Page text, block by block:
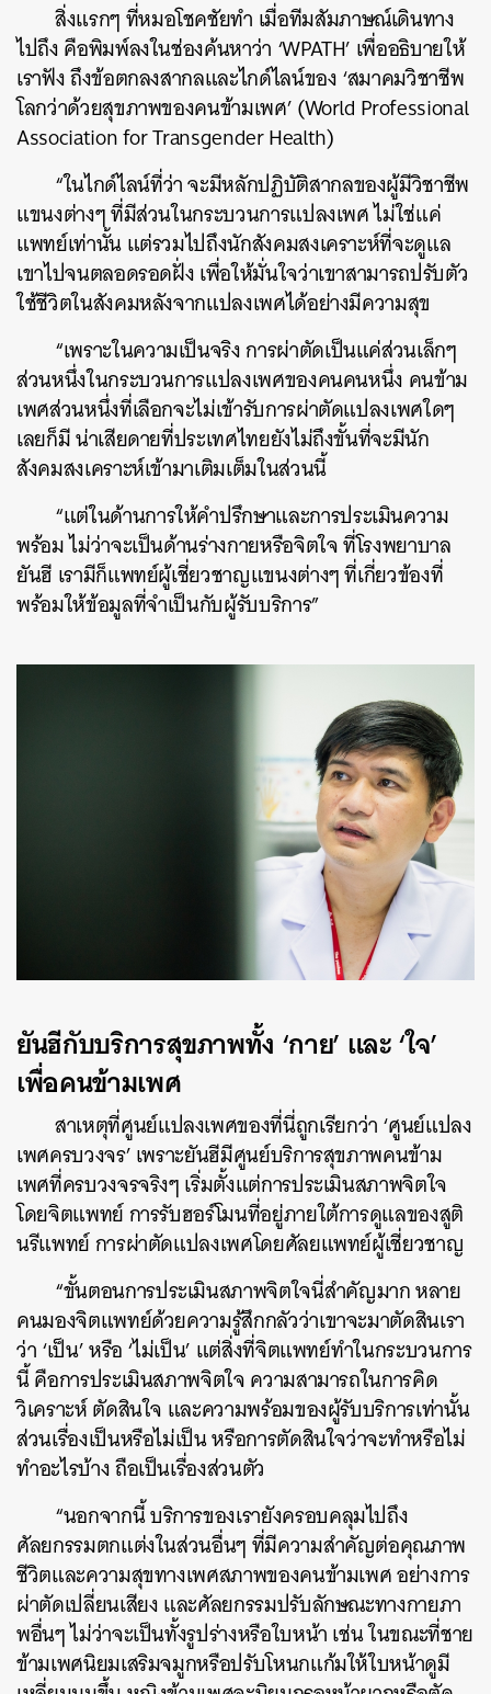
สิ่งแรกๆ ที่หมอโชคชัยทำ เมื่อทีมสัมภาษณ์เดินทาง
ไปถึง คือพิมพ์ลงในช่องค้นหาว่า ‘WPATH’ เพื่ออธิบายให้
เราฟัง ถึงข้อตกลงสากลและไกด์ไลน์ของ ‘สมาคมวิชาชีพ
โลกว่าด้วยสุขภาพของคนข้ามเพศ’ (World Professional
Association for Transgender Health)
“ในไกด์ไลน์ที่ว่า จะมีหลักปฏิบัติสากลของผู้มีวิชาชีพ
แขนงต่างๆ ที่มีส่วนในกระบวนการแปลงเพศ ไม่ใช่แค่
แพทย์เท่านั้น แต่รวมไปถึงนักสังคมสงเคราะห์ที่จะดูแล
เขาไปจนตลอดรอดฝั่ง เพื่อให้มั่นใจว่าเขาสามารถปรับตัว
ใช้ชีวิตในสังคมหลังจากแปลงเพศได้อย่างมีความสุข
“เพราะในความเป็นจริง การผ่าตัดเป็นแค่ส่วนเล็กๆ
ส่วนหนึ่งในกระบวนการแปลงเพศของคนคนหนึ่ง คนข้าม
เพศส่วนหนึ่งที่เลือกจะไม่เข้ารับการผ่าตัดแปลงเพศใดๆ
เลยก็มี น่าเสียดายที่ประเทศไทยยังไม่ถึงขั้นที่จะมีนัก
สังคมสงเคราะห์เข้ามาเติมเต็มในส่วนนี้
“แต่ในด้านการให้คำปรึกษาและการประเมินความ
พร้อม ไม่ว่าจะเป็นด้านร่างกายหรือจิตใจ ที่โรงพยาบาล
ยันฮี เรามีก็แพทย์ผู้เชี่ยวชาญแขนงต่างๆ ที่เกี่ยวข้องที่
พร้อมให้ข้อมูลที่จำเป็นกับผู้รับบริการ”
ยันฮีกับบริการสุขภาพทั้ง ‘กาย’ และ ‘ใจ’
เพื่อคนข้ามเพศ
สาเหตุที่ศูนย์แปลงเพศของที่นี่ถูกเรียกว่า ‘ศูนย์แปลง
เพศครบวงจร’ เพราะยันฮีมีศูนย์บริการสุขภาพคนข้าม
เพศที่ครบวงจรจริงๆ เริ่มตั้งแต่การประเมินสภาพจิตใจ
โดยจิตแพทย์ การรับฮอร์โมนที่อยู่ภายใต้การดูแลของสูติ
นรีแพทย์ การผ่าตัดแปลงเพศโดยศัลยแพทย์ผู้เชี่ยวชาญ
“ขั้นตอนการประเมินสภาพจิตใจนี่สำคัญมาก หลาย
คนมองจิตแพทย์ด้วยความรู้สึกกลัวว่าเขาจะมาตัดสินเรา
ว่า ‘เป็น’ หรือ ‘ไม่เป็น’ แต่สิ่งที่จิตแพทย์ทำในกระบวนการ
นี้ คือการประเมินสภาพจิตใจ ความสามารถในการคิด
วิเคราะห์ ตัดสินใจ และความพร้อมของผู้รับบริการเท่านั้น
ส่วนเรื่องเป็นหรือไม่เป็น หรือการตัดสินใจว่าจะทำหรือไม่
ทำอะไรบ้าง ถือเป็นเรื่องส่วนตัว
“นอกจากนี้ บริการของเรายังครอบคลุมไปถึง
ศัลยกรรมตกแต่งในส่วนอื่นๆ ที่มีความสำคัญต่อคุณภาพ
ชีวิตและความสุขทางเพศสภาพของคนข้ามเพศ อย่างการ
ผ่าตัดเปลี่ยนเสียง และศัลยกรรมปรับลักษณะทางกายภา
พอื่นๆ ไม่ว่าจะเป็นทั้งรูปร่างหรือใบหน้า เช่น ในขณะที่ชาย
ข้ามเพศนิยมเสริมจมูกหรือปรับโหนกแก้มให้ใบหน้าดูมี